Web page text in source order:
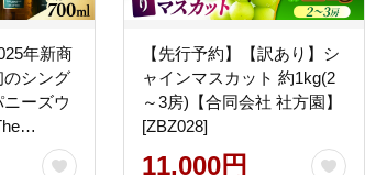
年新商
のシング
ーズウ
【先行予約】【訳あり】シ
ャインマスカット 約1kg(2
～3房)【合同会社 社方園】
[ZBZ028]
11,000円